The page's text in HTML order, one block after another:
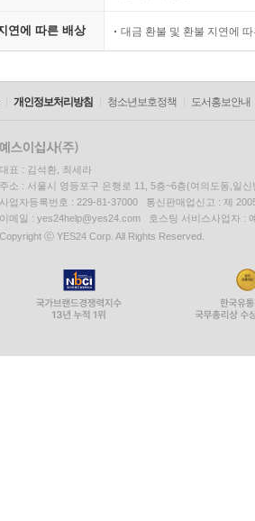
연에 따른 배상 대금 환불 및 환불 지연에
개인정보처리방침 청소년보호정책 도서홍보안내
대표 : 김석환, 최세라
주소 : 서울시 영등포구 은행로 11, 5층~6층(여의도동,일신
사업자등록번호 : 229-81-37000 통신판매업신고 : 제
이메일 : yes24help@yes24.com 호스팅 서비스사업자 :
Copyright ⓒ YES24 Corp. All Rights Reserved.